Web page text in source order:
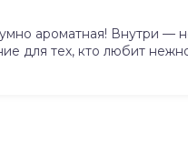
ароматная! Внутри —
для тех, кто любит